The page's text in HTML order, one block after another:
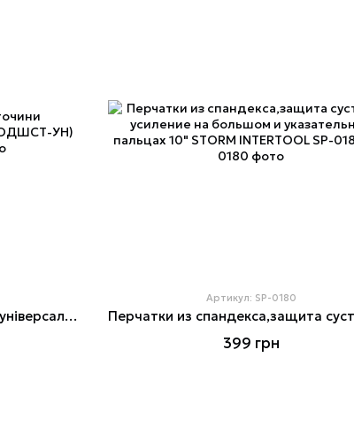
Знімач підшипників маточини універсальний подовжений (ПОДШСТ-УН) GTS 75512
Артикул: SP-0180
399 грн